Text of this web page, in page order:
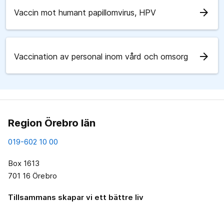
Vaccin mot humant papillomvirus, HPV arrow_forward
Vaccination av personal inom vård och omsorg arrow_forward
Region Örebro län
019-602 10 00
Box 1613
701 16 Örebro
Tillsammans skapar vi ett bättre liv